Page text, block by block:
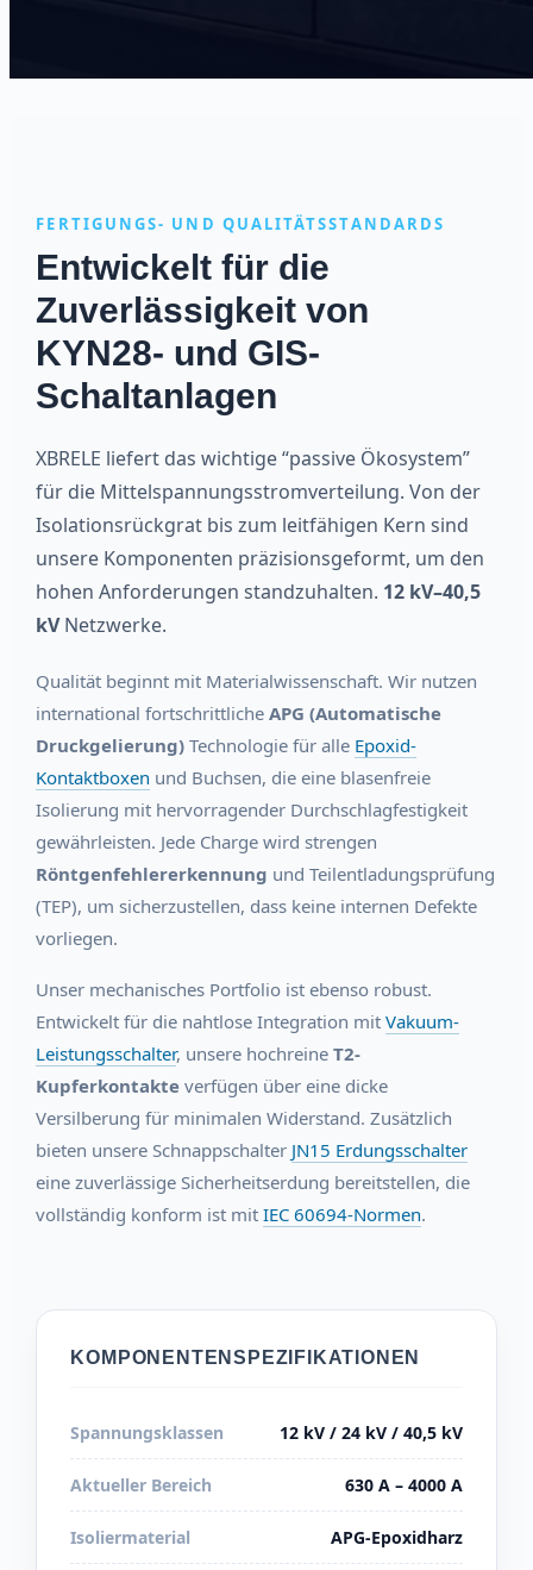
FERTIGUNGS- UND QUALITÄTSSTANDARDS
Entwickelt für die
Zuverlässigkeit von
KYN28- und GIS-
Schaltanlagen
XBRELE liefert das wichtige “passive Ökosystem”
für die Mittelspannungsstromverteilung. Von der
Isolationsrückgrat bis zum leitfähigen Kern sind
unsere Komponenten präzisionsgeformt, um den
hohen Anforderungen standzuhalten. 12 kV–40,5
kVNetzwerke.
Qualität beginnt mit Materialwissenschaft. Wir nutzen
international fortschrittlicheAPG (Automatische
Druckgelierung) Technologie für alle Epoxid-
Kontaktboxen und Buchsen, die eine blasenfreie
Isolierung mit hervorragender Durchschlagfestigkeit
gewährleisten. Jede Charge wird strengen
Röntgenfehlererkennung und Teilentladungsprüfung
(TEP), um sicherzustellen, dass keine internen Defekte
vorliegen.
Unser mechanisches Portfolio ist ebenso robust.
Entwickelt für die nahtlose Integration mitVakuum-
Leistungsschalter, unsere hochreineT2-
Kupferkontakte verfügen über eine dicke
Versilberung für minimalen Widerstand. Zusätzlich
bieten unsere Schnappschalter JN15 Erdungsschalter
eine zuverlässige Sicherheitserdung bereitstellen, die
vollständig konform ist mitIEC 60694-Normen.
KOMPONENTENSPEZIFIKATIONEN
Spannungsklassen 12 kV / 24 kV / 40,5 kV
Aktueller Bereich 630 A – 4000 A
Isoliermaterial APG-Epoxidharz